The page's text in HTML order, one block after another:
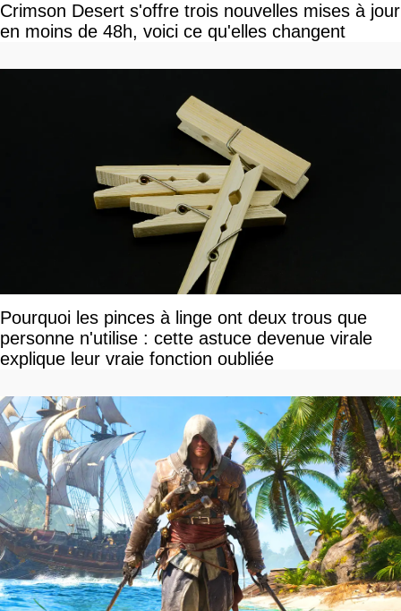
Crimson Desert s'offre trois nouvelles mises à jour
en moins de 48h, voici ce qu'elles changent
Pourquoi les pinces à linge ont deux trous que
personne n'utilise : cette astuce devenue virale
explique leur vraie fonction oubliée